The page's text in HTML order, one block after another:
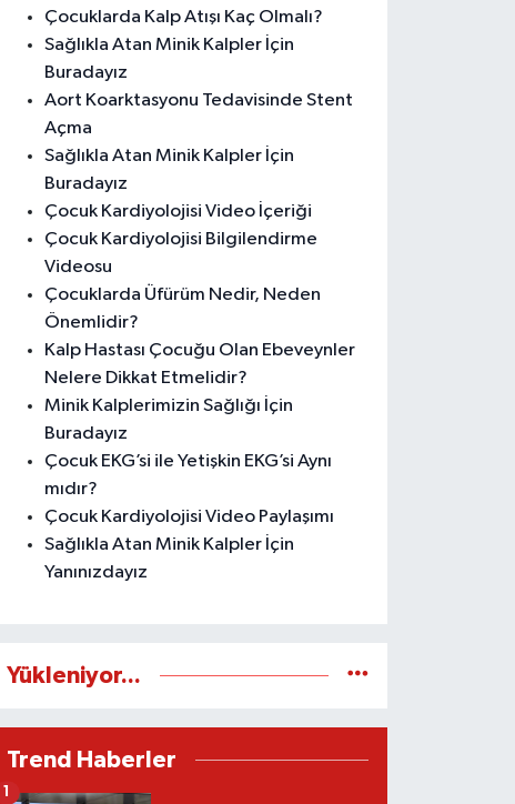
Çocuklarda Kalp Atışı Kaç Olmalı?
Sağlıkla Atan Minik Kalpler İçin
Buradayız
Aort Koarktasyonu Tedavisinde Stent
Açma
Sağlıkla Atan Minik Kalpler İçin
Buradayız
Çocuk Kardiyolojisi Video İçeriği
Çocuk Kardiyolojisi Bilgilendirme
Videosu
Çocuklarda Üfürüm Nedir, Neden
Önemlidir?
Kalp Hastası Çocuğu Olan Ebeveynler
Nelere Dikkat Etmelidir?
Minik Kalplerimizin Sağlığı İçin
Buradayız
Çocuk EKG’si ile Yetişkin EKG’si Aynı
mıdır?
Çocuk Kardiyolojisi Video Paylaşımı
Sağlıkla Atan Minik Kalpler İçin
Yanınızdayız
Yükleniyor...
Trend Haberler
1